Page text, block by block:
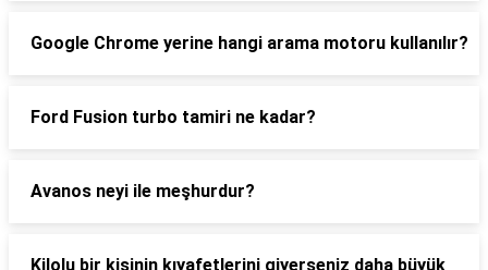
Google Chrome yerine hangi arama motoru kullanılır?
Ford Fusion turbo tamiri ne kadar?
Avanos neyi ile meşhurdur?
Kilolu bir kişinin kıyafetlerini giyerseniz daha büyük